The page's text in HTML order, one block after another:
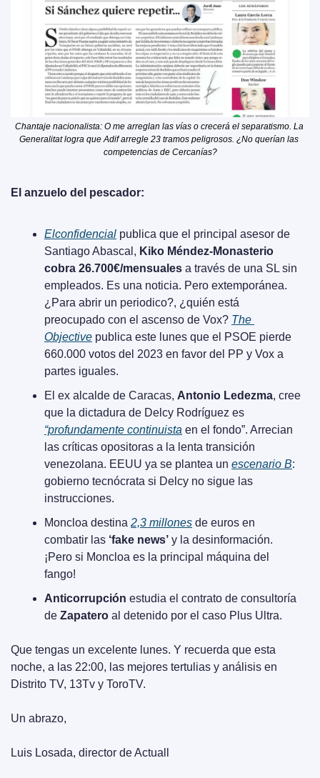
Chantaje nacionalista: O me arreglan las vías o crecerá el separatismo. La
Generalitat logra que Adif arregle 23 tramos peligrosos. ¿No querían las
competencias de Cercanías?
El anzuelo del pescador:
Elconfidencial publica que el principal asesor de
Santiago Abascal, Kiko Méndez-Monasterio
cobra 26.700€/mensuales a través de una SL sin
empleados. Es una noticia. Pero extemporánea.
¿Para abrir un periodico?, ¿quién está
preocupado con el ascenso de Vox? The
Objective publica este lunes que el PSOE pierde
660.000 votos del 2023 en favor del PP y Vox a
partes iguales.
El ex alcalde de Caracas, Antonio Ledezma, cree
“profundamente continuista en el fondo”. Arrecian
las críticas opositoras a la lenta transición
venezolana. EEUU ya se plantea un escenario B:
gobierno tecnócrata si Delcy no sigue las
instrucciones.
Moncloa destina 2,3 millones de euros en
combatir las ‘fake news’ y la desinformación.
¡Pero si Moncloa es la principal máquina del
fango!
Anticorrupción estudia el contrato de consultoría
de Zapatero al detenido por el caso Plus Ultra.
Que tengas un excelente lunes. Y recuerda que esta
noche, a las 22:00, las mejores tertulias y análisis en
Distrito TV, 13Tv y ToroTV.
Un abrazo,
Luis Losada, director de Actuall